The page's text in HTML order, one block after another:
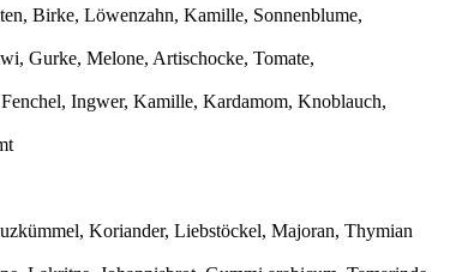
Birke, Löwenzahn, Kamille, Sonnenblume,
Gurke, Melone, Artischocke, Tomate,
Ingwer, Kamille, Kardamom, Knoblauch,
Koriander, Liebstöckel, Majoran, Thymian